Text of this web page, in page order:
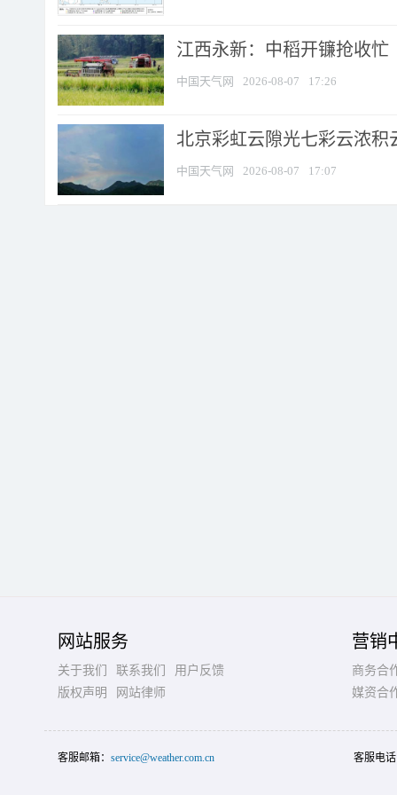
江西永新：中稻开镰抢收忙
中国天气网 2026-08-07 17:26
北京彩虹云隙光七彩云浓积
中国天气网 2026-08-07 17:07
网站服务
关于我们 联系我们
用户反馈
版权声明
网站律师
营销
商务合
媒资合
客服邮箱： service@weather.com.cn 客服电